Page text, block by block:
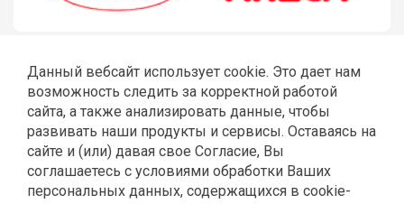
Данный вебсайт использует cookie. Это дает нам
возможность следить за корректной работой
сайта, а также анализировать данные, чтобы
развивать наши продукты и сервисы. Оставаясь на
сайте и (или) давая свое Согласие, Вы
соглашаетесь с условиями обработки Ваших
персональных данных, содержащихся в cookie-
ГЛАВНАЯРЕМОНТ JCB ШЛАНГИ РВДСТЕКЛА JCB